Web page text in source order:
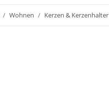
Wohnen Kerzen & Kerzenhalter